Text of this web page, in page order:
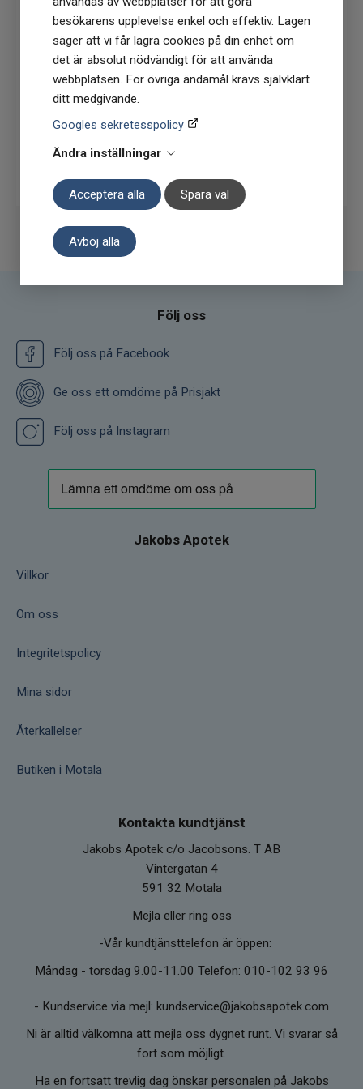
besökarens upplevelse enkel och effektiv. Lagen
säger att vi får lagra cookies på din enhet om
det är absolut nödvändigt för att använda
webbplatsen. För övriga ändamål krävs självklart
ditt medgivande.
Googles sekretesspolicy
Ändra inställningar
Acceptera alla Spara val
Avböj alla
nyhetsbrev
(Du får en kod till din mejl som gäller vid 1
köptillfälle på ordinarie priser)
Prenumerera
Följ oss
Följ oss på Facebook
Ge oss ett omdöme på Prisjakt
Följ oss på Instagram
Jakobs Apotek
Villkor
Om oss
Integritetspolicy
Mina sidor
Återkallelser
Butiken i Motala
Kontakta kundtjänst
Jakobs Apotek c/o Jacobsons. T AB
Vintergatan 4
591 32 Motala
Mejla eller ring oss
-Vår kundtjänsttelefon är öppen:
Måndag - torsdag 9.00-11.00 Telefon: 010-102 93 96
- Kundservice via mejl: kundservice@jakobsapotek.com
Ni är alltid välkomna att mejla oss dygnet runt. Vi svarar så
fort som möjligt.
Ha en fortsatt trevlig dag önskar personalen på Jakobs